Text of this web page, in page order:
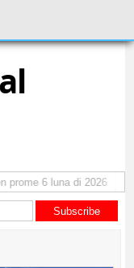
6 luna di 2026
Subscribe